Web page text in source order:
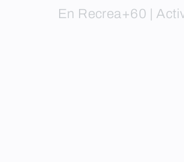
En Recrea+60 |